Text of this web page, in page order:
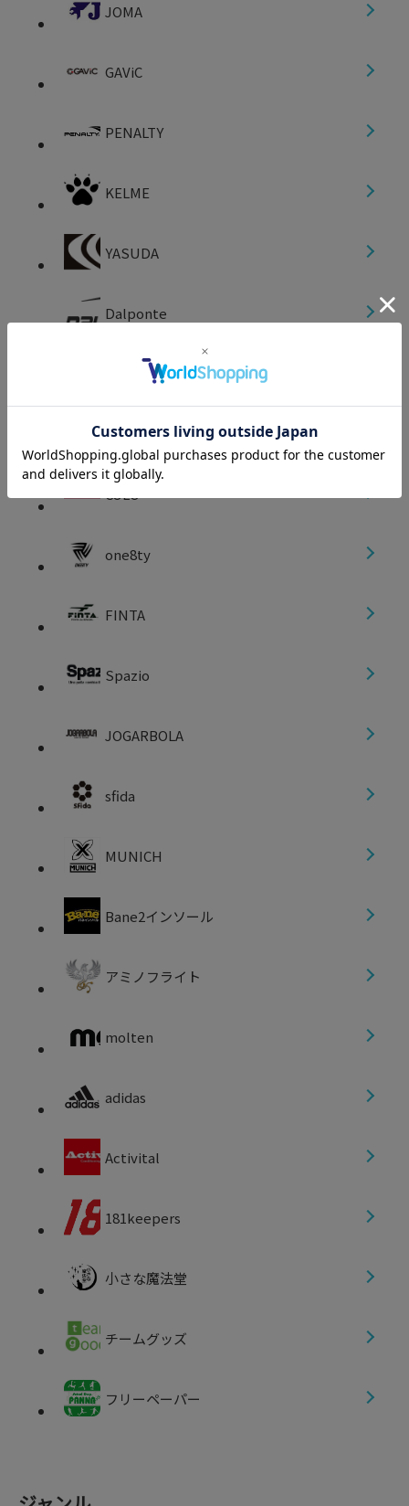
JOMA
GAViC
PENALTY
KELME
YASUDA
Dalponte
soccer junky
QUADDRO ZERO
COLO
one8ty
FINTA
Spazio
JOGARBOLA
sfida
MUNICH
Bane2インソール
アミノフライト
molten
adidas
Activital
181keepers
小さな魔法堂
チームグッズ
フリーペーパー